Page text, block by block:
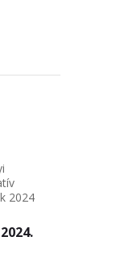
2024